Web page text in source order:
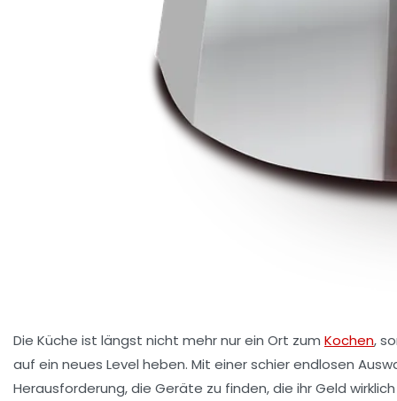
Die Küche ist längst nicht mehr nur ein Ort zum Kochen,
auf ein neues Level heben. Mit einer schier endlosen
Herausforderung, die Geräte zu finden, die ihr Geld